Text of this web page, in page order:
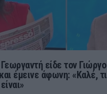
είδε τον Γιώργο
έμεινε άφωνη: «Καλέ, τι